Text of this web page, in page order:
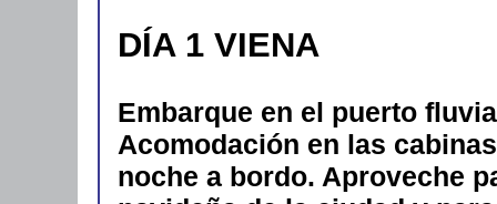
DÍA 1 VIENA
Embarque en el puerto
Acomodación en las
noche a bordo. Aproveche